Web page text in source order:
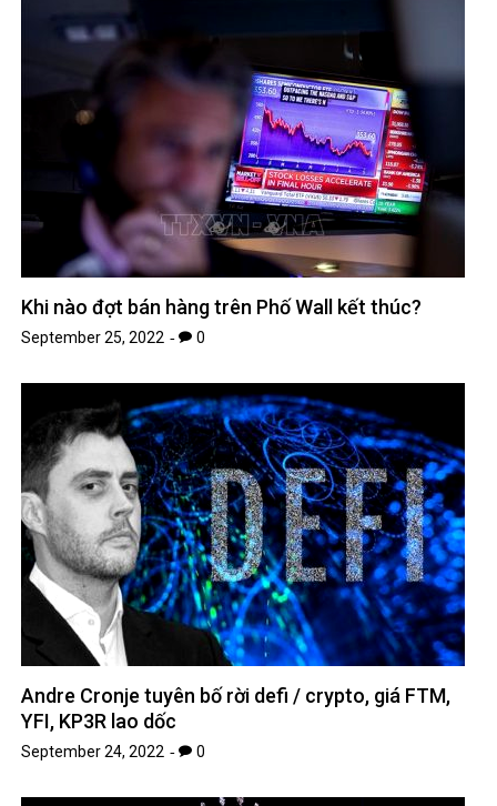
Khi nào đợt bán hàng trên Phố Wall kết thúc?
September 25, 2022 0
Andre Cronje tuyên bố rời defi / crypto, giá FTM,
YFI, KP3R lao dốc
September 24, 2022 0